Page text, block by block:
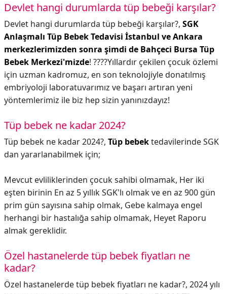
Devlet hangi durumlarda tüp bebeği karşılar?
Devlet hangi durumlarda tüp bebeği karşılar?, SGK
Anlaşmalı Tüp Bebek Tedavisi İstanbul ve Ankara
merkezlerimizden sonra şimdi de Bahçeci Bursa Tüp
Bebek Merkezi'mizde! ????Yıllardır çekilen çocuk özlemi
için uzman kadromuz, en son teknolojiyle donatılmış
embriyoloji laboratuvarımız ve başarı artıran yeni
yöntemlerimiz ile biz hep sizin yanınızdayız!
Tüp bebek ne kadar 2024?
Tüp bebek ne kadar 2024?, Tüp bebektedavilerinde SGK
dan yararlanabilmek için;
Mevcut evliliklerinden çocuk sahibi olmamak, Her iki
eşten birinin En az 5 yıllık SGK'lı olmak ve en az 900 gün
prim gün sayısına sahip olmak, Gebe kalmaya engel
herhangi bir hastalığa sahip olmamak, Heyet Raporu
almak gereklidir.
Özel hastanelerde tüp bebek fiyatları ne
kadar?
Özel hastanelerde tüp bebek fiyatları ne kadar?, 2024 yılı